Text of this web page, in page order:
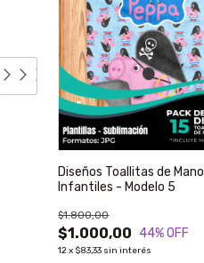
Diseños Toallitas de Mano
Infantiles - Modelo 5
$1.000,00
$1.800,00
44% OFF
12x $83,33 sin interés